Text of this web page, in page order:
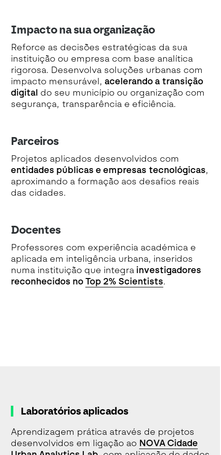
Impacto na sua organização
Reforce as decisões estratégicas da sua
instituição ou empresa com base analítica
rigorosa. Desenvolva soluções urbanas com
impacto mensurável,acelerando a transição
digital do seu município ou organização com
segurança, transparência e eficiência.
Parceiros
Projetos aplicados desenvolvidos com
entidades públicas e empresas tecnológicas,
aproximando a formação aos desafios reais
das cidades.
Docentes
Professores com experiência académica e
aplicada em inteligência urbana, inseridos
numa instituição que integra investigadores
reconhecidos noTop 2% Scientists.
Laboratórios aplicados
Aprendizagem prática através de projetos
desenvolvidos em ligação ao NOVA Cidade